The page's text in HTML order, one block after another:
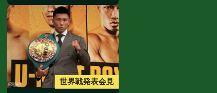
世界戦発表会見